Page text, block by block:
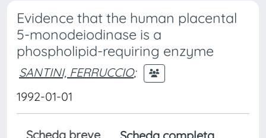
Evidence that the human placental
5-monodeiodinase is a
phospholipid-requiring enzyme
SANTINI, FERRUCCIO;
1992-01-01
Scheda breve